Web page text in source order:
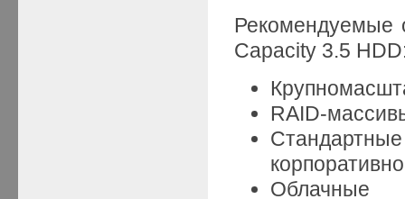
Рекомендуемые
Capacity 3.5
RAID-